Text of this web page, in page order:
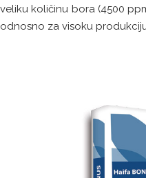
veliku količinu bora (4500
odnosno za visoku